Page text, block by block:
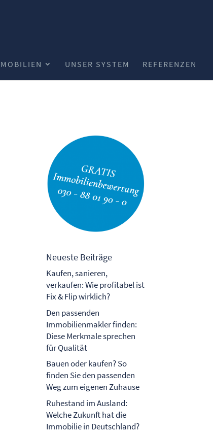
UNSER SYSTEM REFERENZEN
Neueste Beiträge
Kaufen, sanieren,
verkaufen: Wie profitabel ist
Fix & Flip wirklich?
Den passenden
Immobilienmakler finden:
Diese Merkmale sprechen
für Qualität
Bauen oder kaufen? So
finden Sie den passenden
Weg zum eigenen Zuhause
Ruhestand im Ausland:
Welche Zukunft hat die
Immobilie in Deutschland?